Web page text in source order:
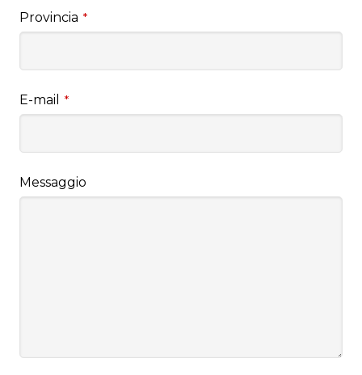
Provincia *
E-mail *
Messaggio